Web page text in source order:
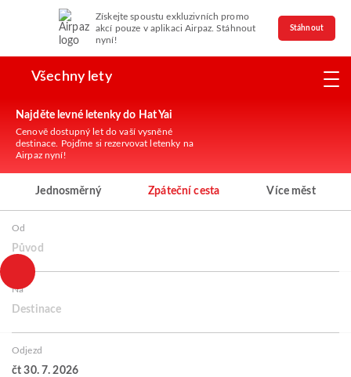
Získejte spoustu exkluzivních promo
akcí pouze v aplikaci Airpaz. Stáhnout
nyní!
Stáhnout
Všechny lety
Najděte levné letenky do Hat Yai
Cenově dostupný let do vaší vysněné
destinace. Pojďme si rezervovat letenky na
Airpaz nyní!
Jednosměrný Zpáteční cesta Více měst
Od
Původ
Na
Destinace
Odjezd
čt 30. 7. 2026